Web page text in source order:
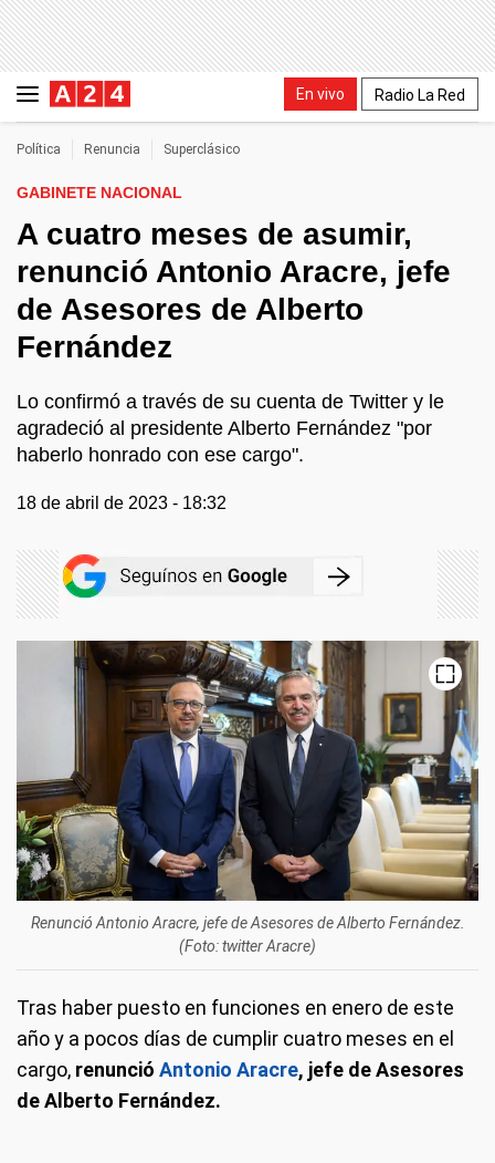
En vivo Radio La Red
Política Renuncia Superclásico
GABINETE NACIONAL
A cuatro meses de asumir,
renunció Antonio Aracre, jefe
de Asesores de Alberto
Fernández
Lo confirmó a través de su cuenta de Twitter y le
agradeció al presidente Alberto Fernández "por
haberlo honrado con ese cargo".
18 de abril de 2023 - 18:32
Renunció Antonio Aracre, jefe de Asesores de Alberto Fernández.
(Foto: twitter Aracre)
Tras haber puesto en funciones en enero de este
año y a pocos días de cumplir cuatro meses en el
cargo, renunció Antonio Aracre, jefe de Asesores
de Alberto Fernández.